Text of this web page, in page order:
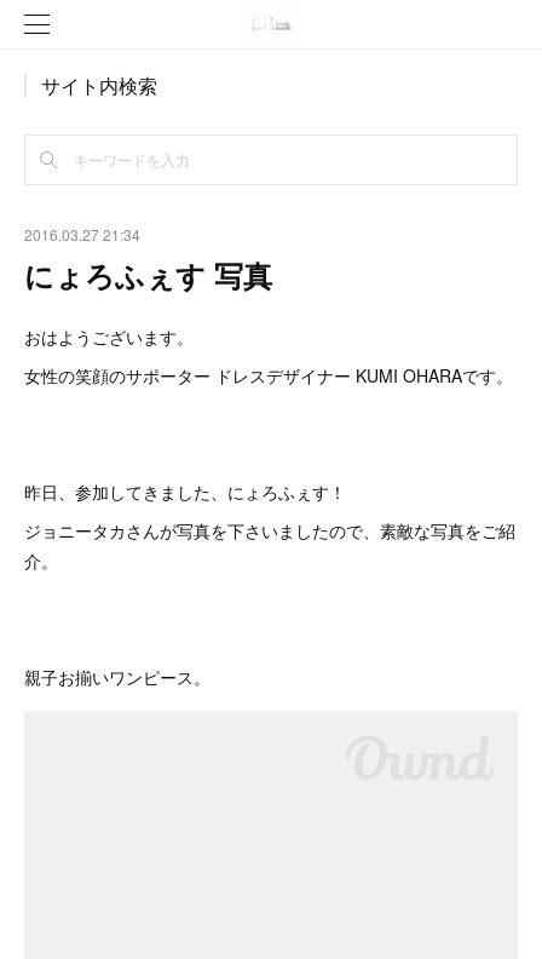
サイト内検索
2016.03.27 21:34
にょろふぇす 写真
おはようございます。
女性の笑顔のサポーター ドレスデザイナー KUMI OHARAです。
昨日、参加してきました、にょろふぇす！
ジョニータカさんが写真を下さいましたので、素敵な写真をご紹
介。
親子お揃いワンピース。